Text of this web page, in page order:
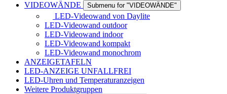
VIDEOWÄNDE
Submenu for "VIDEOWÄNDE"
LED-Videowand von Daylite
LED-Videowand outdoor
LED-Videowand indoor
LED-Videowand kompakt
LED-Videowand monochrom
ANZEIGETAFELN
LED-ANZEIGE UNFALLFREI
LED-Uhren und Temperaturanzeigen
Weitere Produktgruppen